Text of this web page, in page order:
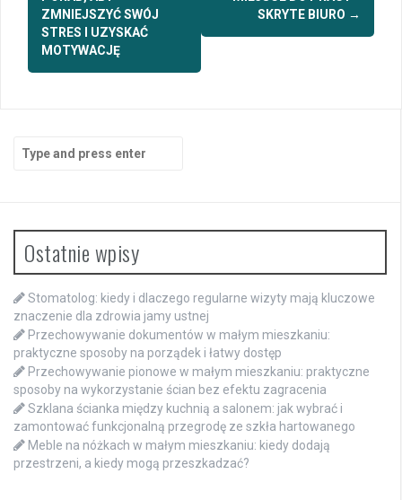
ZMNIEJSZYĆ SWÓJ
STRES I UZYSKAĆ
MOTYWACJĘ
SKRYTE BIURO →
Search
for:
Ostatnie wpisy
Stomatolog: kiedy i dlaczego regularne wizyty mają kluczowe
znaczenie dla zdrowia jamy ustnej
Przechowywanie dokumentów w małym mieszkaniu:
praktyczne sposoby na porządek i łatwy dostęp
Przechowywanie pionowe w małym mieszkaniu: praktyczne
sposoby na wykorzystanie ścian bez efektu zagracenia
Szklana ścianka między kuchnią a salonem: jak wybrać i
zamontować funkcjonalną przegrodę ze szkła hartowanego
Meble na nóżkach w małym mieszkaniu: kiedy dodają
przestrzeni, a kiedy mogą przeszkadzać?